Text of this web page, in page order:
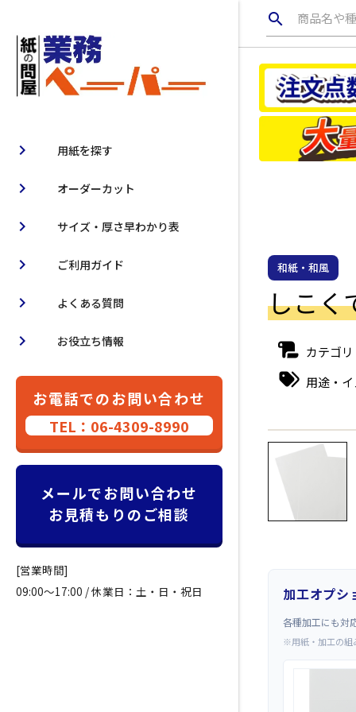
用紙を探す
chevron_right
オーダーカット
chevron_right
サイズ・厚さ早わかり表
chevron_right
ご利用ガイド
chevron_right
よくある質問
chevron_right
お役立ち情報
chevron_right
お電話でのお問い合わせ
TEL：06-4309-8990
メールでお問い合わせ
お見積もりのご相談
[営業時間]
09:00～17:00 / 休業日：土・日・祝日
search 商品名や
和紙・和風
しこく
カテゴリ
用途・
←
加工オプシ
各種加工にも対
※用紙・加工の組